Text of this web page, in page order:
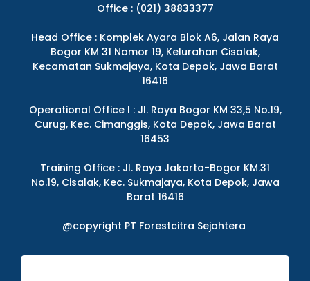
Office : (021) 38833377
Head Office : Komplek Ayara Blok A6, Jalan Raya
Bogor KM 31 Nomor 19, Kelurahan Cisalak,
Kecamatan Sukmajaya, Kota Depok, Jawa Barat
16416
Operational Office I : Jl. Raya Bogor KM 33,5 No.19,
Curug, Kec. Cimanggis, Kota Depok, Jawa Barat
16453
Training Office : Jl. Raya Jakarta-Bogor KM.31
No.19, Cisalak, Kec. Sukmajaya, Kota Depok, Jawa
Barat 16416
@copyright PT Forestcitra Sejahtera